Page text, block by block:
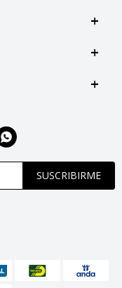
SUSCRIBIRME
